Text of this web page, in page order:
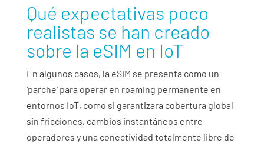
Qué expectativas poco
realistas se han creado
sobre la eSIM en IoT
En algunos casos, la eSIM se presenta como un
‘parche’ para operar en roaming permanente en
entornos IoT, como si garantizara cobertura global
sin fricciones, cambios instantáneos entre
operadores y una conectividad totalmente libre de